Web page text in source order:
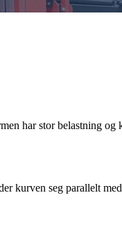
har stor belastning og
kurven seg parallelt